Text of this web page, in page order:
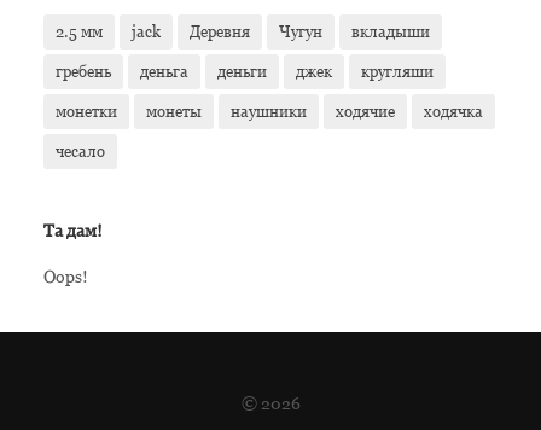
2.5 мм jack Деревня Чугун вкладыши
гребень деньга деньги джек кругляши
монетки монеты наушники ходячие ходячка
чесало
Та дам!
Oops!
© 2026